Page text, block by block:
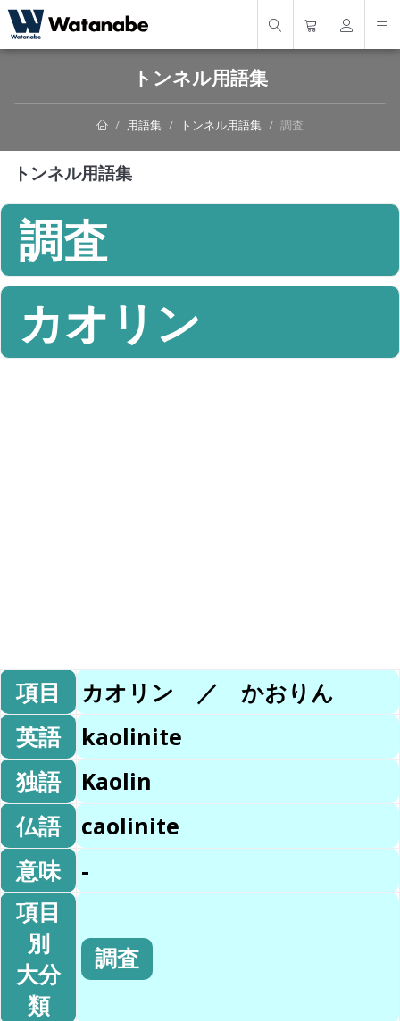
トンネル用語集
用語集 トンネル用語集 調査
トンネル用語集
調査
カオリン
項目
カオリン ／ かおりん
英語
kaolinite
独語
Kaolin
仏語
caolinite
意味
-
項目
別
大分
類
調査